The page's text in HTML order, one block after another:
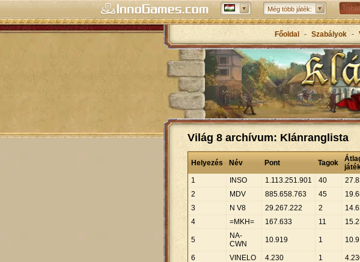
Még több játék:
Főoldal - Szabályok -
Világ 8 archívum: Klánranglista
Helyezés Név Pont Tagok
1
INSO 1.113.251.901 40 27.
2
MDV 885.658.763 45 19.
3
N V8 29.267.222 2 14.
4
=MKH= 167.633 11 15.
5
NA-
CWN
10.919 1 10.
6 VINELO 4.230 1 4.